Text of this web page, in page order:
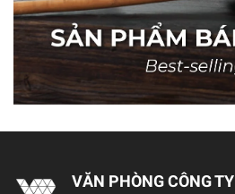
VĂN PHÒNG CÔNG TY